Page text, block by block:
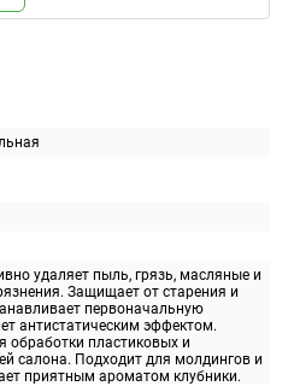
удаляет пыль, грязь, масляные и
Защищает от старения и
первоначальную
антистатическим эффектом.
обработки пластиковых и
салона. Подходит для молдингов и
приятным ароматом клубники.